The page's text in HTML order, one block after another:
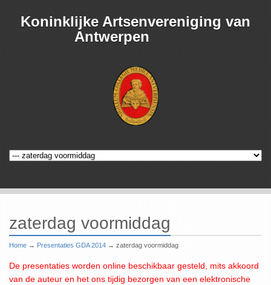
Koninklijke Artsenvereniging van
Antwerpen
zaterdag voormiddag
Home → Presentaties GDA 2014 → zaterdag voormiddag
De presentaties worden online beschikbaar gesteld, mits akkoord
van de auteur en het ons tijdig bezorgen van een elektronische